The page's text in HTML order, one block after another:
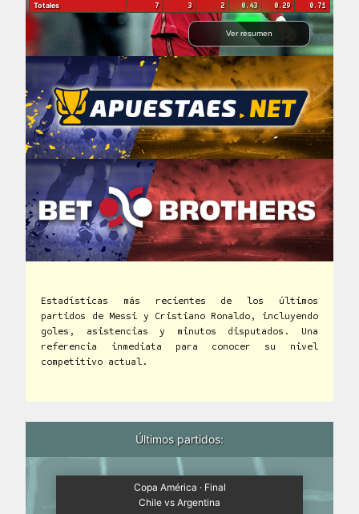
Totales 7 3 2 0.43 0.29 0.71
Ver resumen
Estadísticas más recientes de los últimos
partidos de Messi y Cristiano Ronaldo, incluyendo
goles, asistencias y minutos disputados. Una
referencia inmediata para conocer su nivel
competitivo actual.
Últimos partidos:
Copa América · Final
Chile vs Argentina